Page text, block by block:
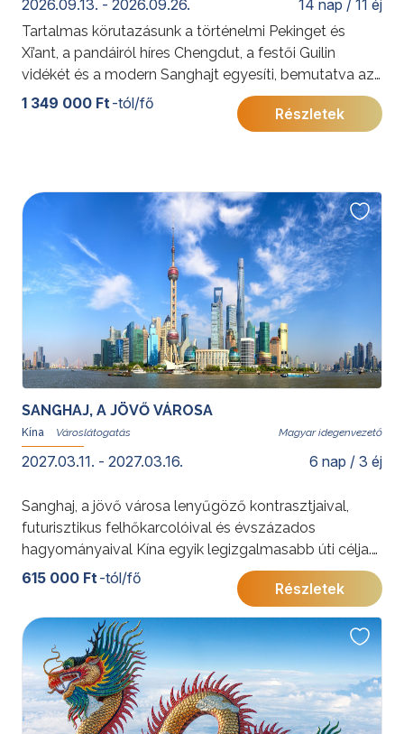
2026.09.13. - 2026.09.26. 14 nap / 11 éj
Tartalmas körutazásunk a történelmi Pekinget és
Xi’ant, a pandáiról híres Chengdut, a festői Guilin
vidékét és a modern Sanghajt egyesíti, bemutatva az
ország sokszínűségét.
További érdekességekért Kínáról kattintson ide.
Kínai körutazás a tűhegyek és pandák földjén
1 349 000 Ft -tól/fő
Részletek
SANGHAJ, A JÖVŐ VÁROSA
Kína Magyar idegenvezető
2027.03.11. - 2027.03.16. 6 nap / 3 éj
Sanghaj, a jövő városa lenyűgöző kontrasztjaival,
futurisztikus felhőkarcolóival és évszázados
hagyományaival Kína egyik legizgalmasabb úti célja.
A csoportos városlátogatás során a Yu Yuan kert, a
Bund híres sétánya, a modern Pudong negyed és a
város történelmi hangulatú utcái várják az utazókat. A
közvetlen repülőjáratnak és a magyar
idegenvezetésnek köszönhetően az utazás
kényelmes, a fakultatív programok pedig még
színesebbé teszik az élményt.
További érdekességekért Kínáról kattintson ide.
615 000 Ft -tól/fő
Részletek